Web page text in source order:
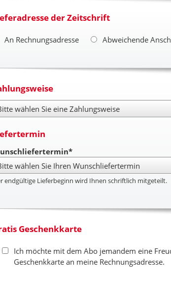
der Zeitschrift
An Rechnungsadresse Abweichende
endgültige Lieferbeginn wird Ihnen schriftlich mitgeteilt.
Geschenkkarte
Ich möchte mit dem Abo jemandem eine
Geschenkkarte an meine Rechnungsadresse.